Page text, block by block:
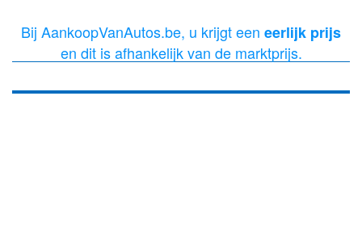
Bij AankoopVanAutos.be, u krijgt een eerlijk prijs
en dit is afhankelijk van de marktprijs.